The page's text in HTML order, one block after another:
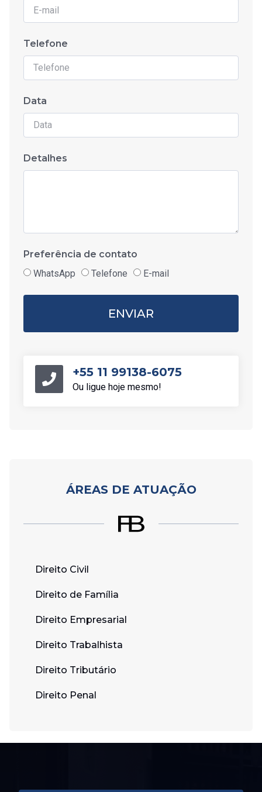
Telefone
Data
Detalhes
Preferência de contato
WhatsApp
Telefone E-mail
ENVIAR
+55 11 99138-6075
Ou ligue hoje mesmo!
ÁREAS DE ATUAÇÃO
Direito Civil
Direito de Família
Direito Empresarial
Direito Trabalhista
Direito Tributário
Direito Penal